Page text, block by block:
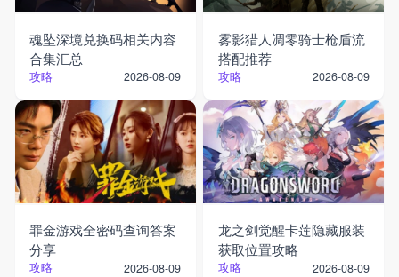
魂坠深境兑换码相关内容
合集汇总
攻略 2026-08-09
雾影猎人凋零骑士枪盾流
搭配推荐
攻略 2026-08-09
罪金游戏全密码查询答案
分享
攻略 2026-08-09
龙之剑觉醒卡莲隐藏服装
获取位置攻略
攻略 2026-08-09